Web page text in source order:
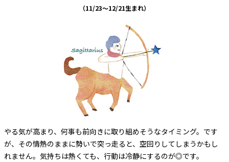
（11/23～12/21生まれ）
やる気が高まり、何事も前向きに取り組めそうなタイミング。です
が、その情熱のままに勢いで突っ走ると、空回りしてしまうかもし
れません。気持ちは熱くても、行動は冷静にするのが◎です。